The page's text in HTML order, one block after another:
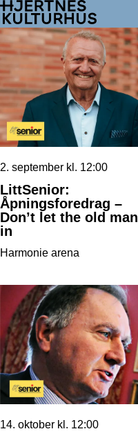
Hopp
til
innhold
2. september kl. 12:00
LittSenior:
Åpningsforedrag –
Don’t let the old man
in
Harmonie arena
14. oktober kl. 12:00